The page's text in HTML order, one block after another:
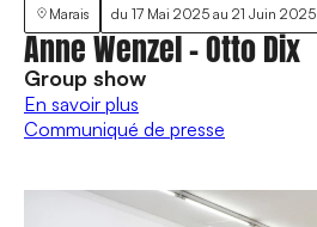
Marais du 17 Mai 2025 au 21 Juin 2025
Anne Wenzel - Otto Dix
Group show
En savoir plus
Communiqué de presse